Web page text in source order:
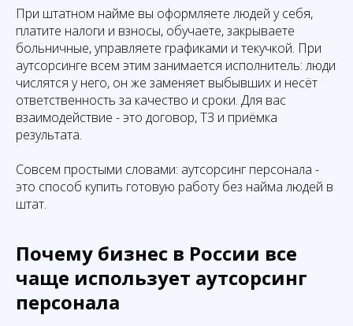
При штатном найме вы оформляете людей у себя,
платите налоги и взносы, обучаете, закрываете
больничные, управляете графиками и текучкой. При
аутсорсинге всем этим занимается исполнитель: люди
числятся у него, он же заменяет выбывших и несёт
ответственность за качество и сроки. Для вас
взаимодействие - это договор, ТЗ и приёмка
результата.
Совсем простыми словами: аутсорсинг персонала -
это способ купить готовую работу без найма людей в
штат.
Почему бизнес в России все
чаще использует аутсорсинг
персонала